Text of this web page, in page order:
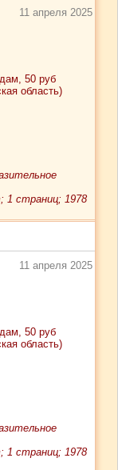
11 апреля 2025
50 руб
область)
страниц; 1978
11 апреля 2025
50 руб
область)
страниц; 1978